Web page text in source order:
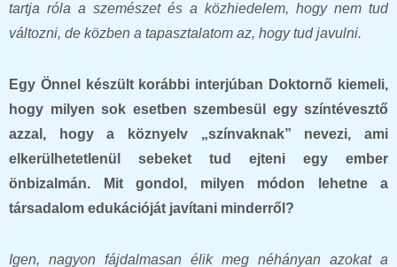
tartja róla a szemészet és a közhiedelem, hogy nem tud
változni, de közben a tapasztalatom az, hogy tud javulni.
Egy Önnel készült korábbi interjúban Doktornő kiemeli,
hogy milyen sok esetben szembesül egy színtévesztő
azzal, hogy a köznyelv „színvaknak” nevezi, ami
elkerülhetetlenül sebeket tud ejteni egy ember
önbizalmán. Mit gondol, milyen módon lehetne a
társadalom edukációját javítani minderről?
Igen, nagyon fájdalmasan élik meg néhányan azokat a